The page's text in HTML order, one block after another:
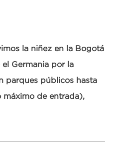
la niñez en la Bogotá
Germania por la
parques públicos hasta
máximo de entrada),